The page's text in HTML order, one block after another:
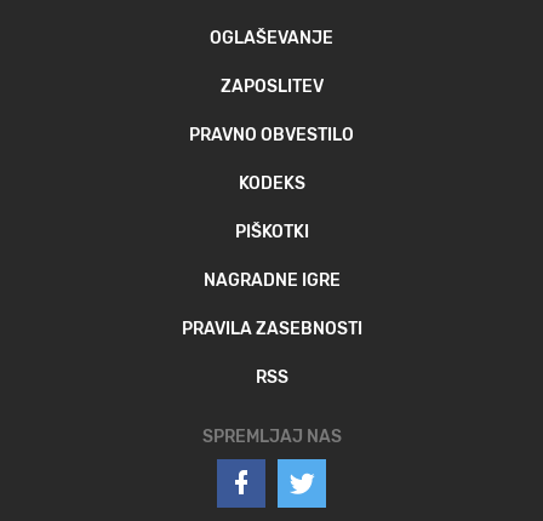
OGLAŠEVANJE
ZAPOSLITEV
PRAVNO OBVESTILO
KODEKS
PIŠKOTKI
NAGRADNE IGRE
PRAVILA ZASEBNOSTI
RSS
SPREMLJAJ NAS